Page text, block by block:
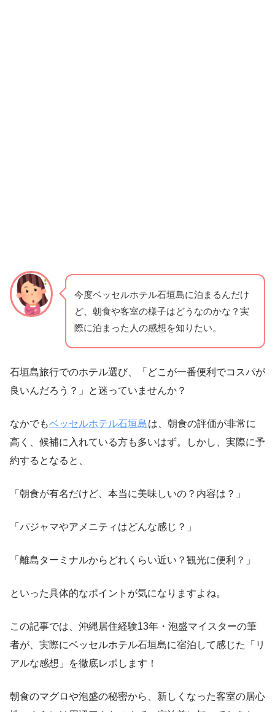
今度ベッセルホテル石垣島に泊まるんだけ
ど、朝食や客室の様子はどうなのかな？実
際に泊まった人の感想を知りたい。
石垣島旅行でのホテル選び、「どこが一番便利でコスパが
良いんだろう？」と迷っていませんか？
なかでもベッセルホテル石垣島は、朝食の評価が非常に
高く、候補に入れている方も多いはず。しかし、実際に予
約するとなると、
「朝食が有名だけど、本当に美味しいの？内容は？」
「パジャマやアメニティはどんな感じ？」
「離島ターミナルからどれくらい近い？観光に便利？」
といった具体的なポイントが気になりますよね。
この記事では、沖縄居住経験13年・泡盛マイスターの筆
者が、実際にベッセルホテル石垣島に宿泊して感じた「リ
アルな感想」を徹底レポします！
朝食のマグロや泡盛の秘密から、新しくなった客室の居心